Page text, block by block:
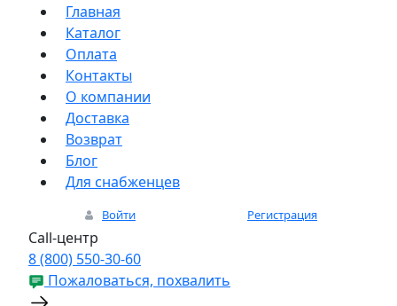
Главная
Каталог
Оплата
Контакты
О компании
Доставка
Возврат
Блог
Для снабженцев
Войти Регистрация
Call-центр
8 (800) 550-30-60
Пожаловаться, похвалить